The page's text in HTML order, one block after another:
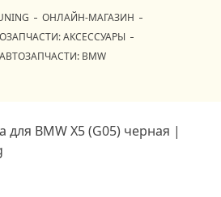
ОНЛАЙН-МАГАЗИН
АКСЕССУАРЫ
АВТОЗАПЧАСТИ: BMW